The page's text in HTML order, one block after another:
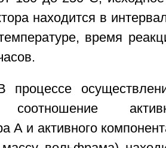
находится в
время
процессе
соотношение
А и активного